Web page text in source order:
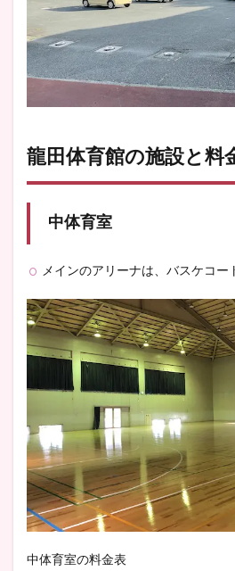
龍田体育館の施設と料
中体育室
メインのアリーナは、バスケコー
中体育室の料金表